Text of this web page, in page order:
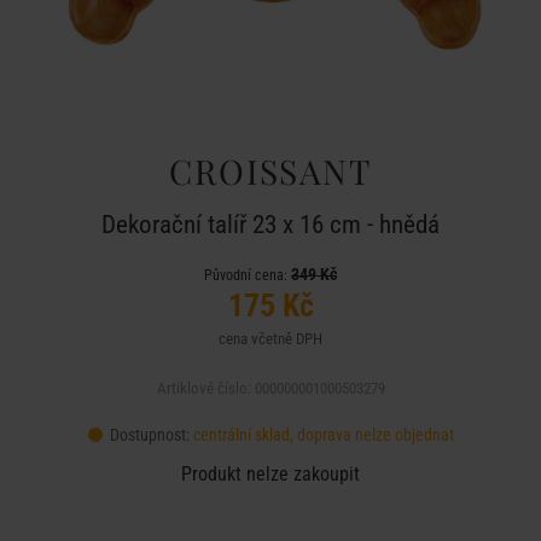
CROISSANT
Dekorační talíř 23 x 16 cm - hnědá
Původní cena: 349 Kč
175 Kč
cena včetně DPH
Dostupnost: centrální sklad, doprava nelze objednat
Produkt nelze zakoupit